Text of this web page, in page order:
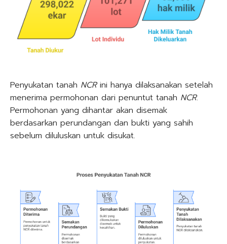
Penyukatan tanah NCRini hanya dilaksanakan setelah
menerima permohonan dari penuntut tanah NCR.
Permohonan yang dihantar akan disemak
berdasarkan perundangan dan bukti yang sahih
sebelum diluluskan untuk disukat.